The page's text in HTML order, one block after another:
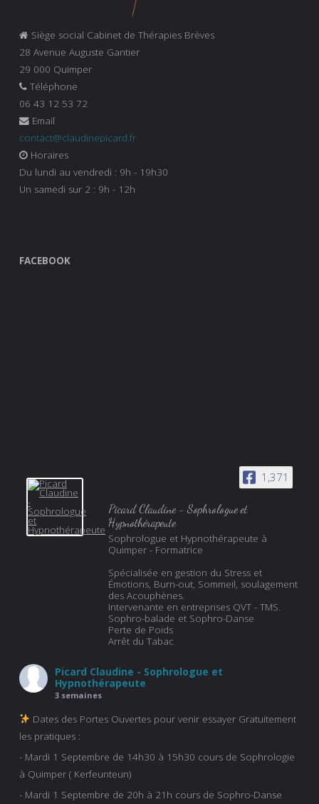
Siège social Cabinet de Thérapies Brèves
28 Avenue Auguste Gantier
29 000 Quimper
Téléphone
06 43 12 53 72
Email
contact@claudinepicard.fr
Horaires
Du lundi au vendredi : 9h - 19h30
Un samedi sur 2 : 9h - 12h
FACEBOOK
1,371
Picard Claudine - Sophrologue et
Hypnothérapeute
Sophrologue et Hypnothérapeute à
Quimper - Formatrice
Spécialisée en gestion du Stress et
Émotions, Burn-out, Sommeil, soulagement
des Acouphènes.
Intervenante en entreprises QVT - TMS.
Sophro-balade et Sophro-Danse
Perte de Poids
Arrêt du Tabac
Picard Claudine - Sophrologue et
Hypnothérapeute
3 semaines
Dates des Portes Ouvertes pour venir essayer Gratuitement
les pratiques :
- Mardi 1 Septembre de 14h30 à 15h30 cours de Sophrologie
à Quimper ( Kerfeunteun)
- Mardi 1 Septembre de 20h à 21h cours de Sophro-Danse